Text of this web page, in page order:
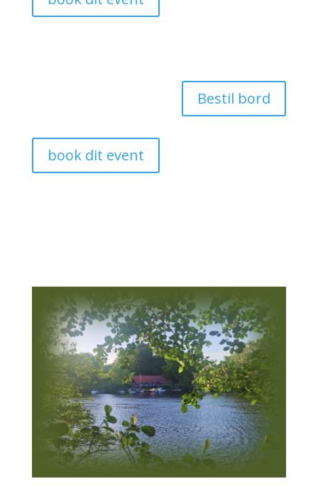
Bestil bord
book dit event